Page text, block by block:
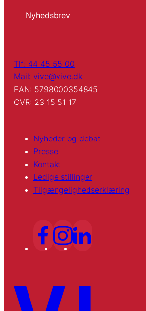
Nyhedsbrev
Tlf: 44 45 55 00
Mail: vive@vive.dk
EAN: 5798000354845
CVR: 23 15 51 17
Nyheder og debat
Presse
Kontakt
Ledige stillinger
Tilgængelighedserklæring